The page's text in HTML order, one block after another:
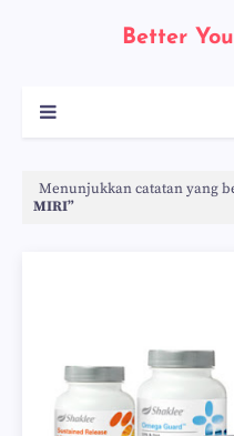
Better
Menunjukkan catatan yang
MIRI